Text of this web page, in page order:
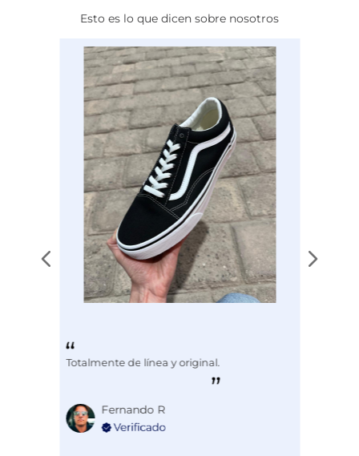
NORMAL
NEGRO
Esto es lo que dicen sobre nosotros
Totalmente de línea y original.
Fernando R